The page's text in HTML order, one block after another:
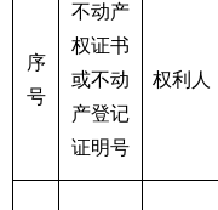
序
号
不动产
权证书
或不动
产登记
证明号
权利人